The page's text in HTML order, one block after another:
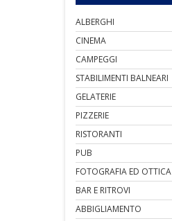
ALBERGHI
CINEMA
CAMPEGGI
STABILIMENTI BALNEARI
GELATERIE
PIZZERIE
RISTORANTI
PUB
FOTOGRAFIA ED OTTICA
BAR E RITROVI
ABBIGLIAMENTO